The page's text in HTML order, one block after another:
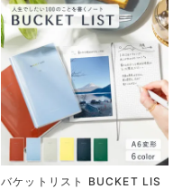
バケットリスト BUCKET LIS